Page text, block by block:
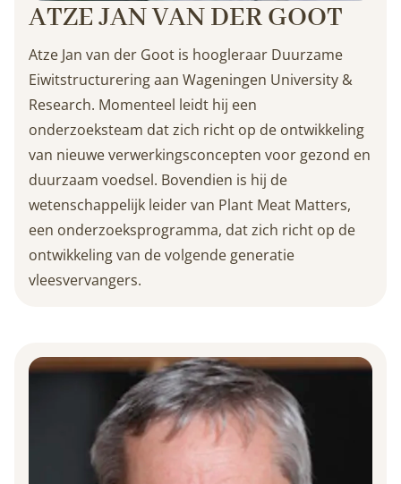
ATZE JAN VAN DER GOOT
Atze Jan van der Goot is hoogleraar Duurzame
Eiwitstructurering aan Wageningen University &
Research. Momenteel leidt hij een
onderzoeksteam dat zich richt op de ontwikkeling
van nieuwe verwerkingsconcepten voor gezond en
duurzaam voedsel. Bovendien is hij de
wetenschappelijk leider van Plant Meat Matters,
een onderzoeksprogramma, dat zich richt op de
ontwikkeling van de volgende generatie
vleesvervangers.